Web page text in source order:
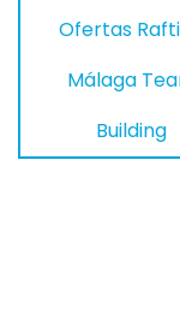
Ofertas
Málaga
Building